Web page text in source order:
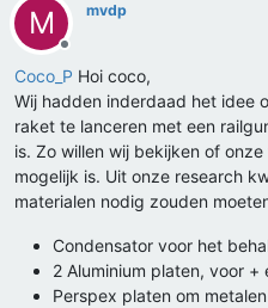
M
Offline
mvdp
Coco_P Hoi coco,
Wij hadden inderdaad het idee
raket te lanceren met een
is. Zo willen wij bekijken of
mogelijk is. Uit onze research
materialen nodig zouden
Condensator voor het
2 Aluminium platen, voor +
Perspex platen om